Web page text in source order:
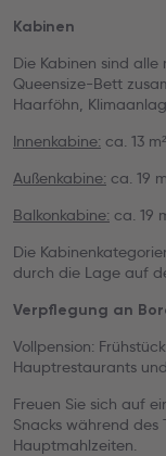
Kabinen
Die Kabinen sind
Queensize-Bett
Haarföhn,
Innenkabine: ca. 13 m²
Außenkabine: ca. 19
Balkonkabine: ca. 19
Die
durch die Lage auf
Verpflegung an
Vollpension:
Hauptrestaurants
Freuen Sie sich auf
Snacks während
Hauptmahlzeiten.